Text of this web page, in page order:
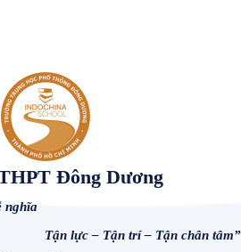
Đông Dương
nghĩa
Tận lực – Tận trí – Tận chân tâm”